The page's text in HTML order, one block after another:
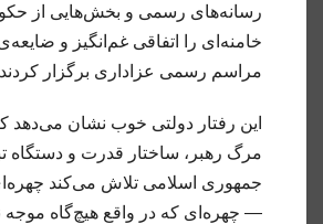
رسانه‌های رسمی و بخش‌هایی از
خامنه‌ای را اتفاقی غم‌انگیز و
مراسم رسمی عزاداری برگزار
این رفتار دولتی خوب نشان می‌دهد
مرگ رهبر، ساختار قدرت و دستگاه
جمهوری اسلامی تلاش می‌کند
— چهره‌ای که در واقع هیچ‌گاه موجه